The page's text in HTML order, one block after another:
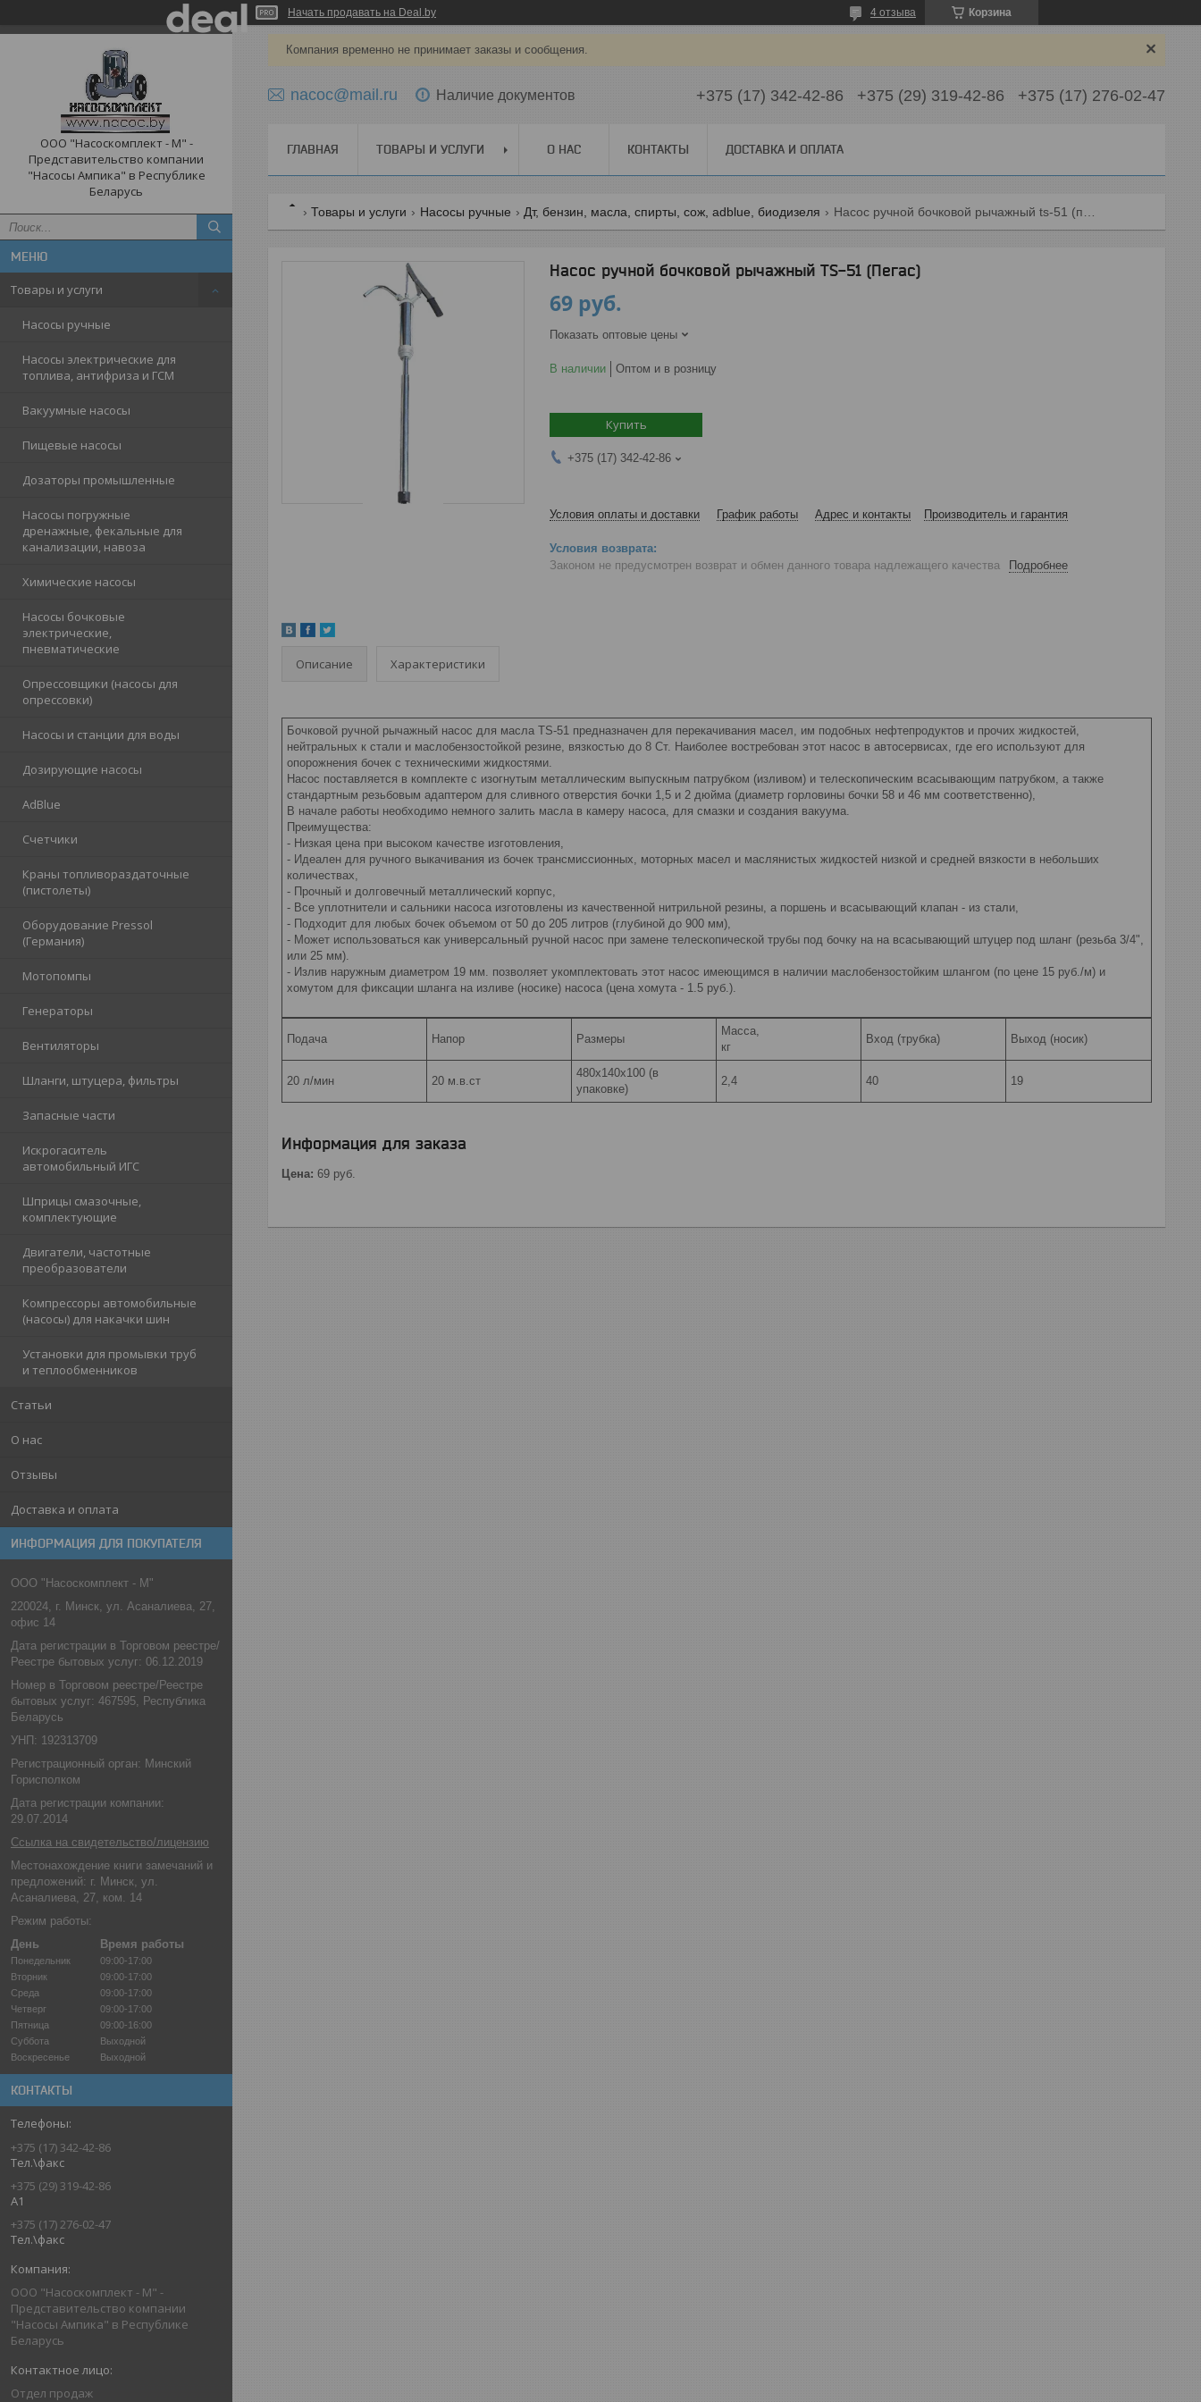
Начать продавать на Deal.by Корзина
4 отзыва
ООО "Насоскомплект - М" -
Представительство компании
"Насосы Ампика" в Республике
Беларусь
Товары и услуги
Насосы ручные
Насосы электрические для
топлива, антифриза и ГСМ
Вакуумные насосы
Пищевые насосы
Дозаторы промышленные
Насосы погружные
дренажные, фекальные для
канализации, навоза
Химические насосы
Насосы бочковые
электрические,
пневматические
Опрессовщики (насосы для
опрессовки)
Насосы и станции для воды
Дозирующие насосы
AdBlue
Счетчики
Краны топливораздаточные
(пистолеты)
Оборудование Pressol
(Германия)
Мотопомпы
Генераторы
Вентиляторы
Шланги, штуцера, фильтры
Запасные части
Искрогаситель
автомобильный ИГС
Шприцы смазочные,
комплектующие
Двигатели, частотные
преобразователи
Компрессоры автомобильные
(насосы) для накачки шин
Установки для промывки труб
и теплообменников
Статьи
О нас
Отзывы
Доставка и оплата
ИНФОРМАЦИЯ ДЛЯ ПОКУПАТЕЛЯ
ООО "Насоскомплект - М"
220024, г. Минск, ул. Асаналиева, 27,
офис 14
Дата регистрации в Торговом реестре/
Реестре бытовых услуг: 06.12.2019
Номер в Торговом реестре/Реестре
бытовых услуг: 467595, Республика
Беларусь
УНП: 192313709
Регистрационный орган: Минский
Горисполком
Дата регистрации компании:
29.07.2014
Ссылка на свидетельство/лицензию
Местонахождение книги замечаний и
предложений: г. Минск, ул.
Асаналиева, 27, ком. 14
Режим работы:
День
Время работы
Понедельник
09:00-17:00
Вторник
09:00-17:00
Среда
09:00-17:00
Четверг
09:00-17:00
Пятница
09:00-16:00
Суббота
Выходной
Воскресенье
Выходной
КОНТАКТЫ
+375 (17) 342-42-86
Тел.\факс
+375 (29) 319-42-86
A1
+375 (17) 276-02-47
Тел.\факс
ООО "Насоскомплект - М" -
Представительство компании
"Насосы Ампика" в Республике
Беларусь
Отдел продаж
Компания временно не принимает заказы и сообщения.
nacoc@mail.ru Наличие документов +375 (17) 342-42-86 +375 (29) 319-42-86 +375 (17) 276-02-47
ГЛАВНАЯ ТОВАРЫ И УСЛУГИ О НАС КОНТАКТЫ ДОСТАВКА И ОПЛАТА
Товары и услуги Насосы ручные Дт, бензин, масла, спирты, сож, adblue, биодизеля
Насос ручной бочковой рычажный TS-51 (Пегас)
69 руб.
Показать оптовые цены
В наличии Оптом и в розницу
Купить
+375 (17) 342-42-86
Условия оплаты и доставки График работы Адрес и контакты Производитель и гарантия
Законом не предусмотрен возврат и обмен данного товара надлежащего качества Подробнее
Описание Характеристики
Бочковой ручной рычажный насос для масла TS-51 предназначен для перекачивания масел, им подобных нефтепродуктов и прочих жидкостей,
нейтральных к стали и маслобензостойкой резине, вязкостью до 8 Ст. Наиболее востребован этот насос в автосервисах, где его используют для
опорожнения бочек с техническими жидкостями.
Насос поставляется в комплекте с изогнутым металлическим выпускным патрубком (изливом) и телескопическим всасывающим патрубком, а также
стандартным резьбовым адаптером для сливного отверстия бочки 1,5 и 2 дюйма (диаметр горловины бочки 58 и 46 мм соответственно),
В начале работы необходимо немного залить масла в камеру насоса, для смазки и создания вакуума.
Преимущества:
- Низкая цена при высоком качестве изготовления,
- Идеален для ручного выкачивания из бочек трансмиссионных, моторных масел и маслянистых жидкостей низкой и средней вязкости в небольших
количествах,
- Прочный и долговечный металлический корпус,
- Все уплотнители и сальники насоса изготовлены из качественной нитрильной резины, а поршень и всасывающий клапан - из стали,
- Подходит для любых бочек объемом от 50 до 205 литров (глубиной до 900 мм),
- Может использоваться как универсальный ручной насос при замене телескопической трубы под бочку на на всасывающий штуцер под шланг (резьба 3/4",
или 25 мм).
- Излив наружным диаметром 19 мм. позволяет укомплектовать этот насос имеющимся в наличии маслобензостойким шлангом (по цене 15 руб./м) и
хомутом для фиксации шланга на изливе (носике) насоса (цена хомута - 1.5 руб.).
Подача Напор Размеры
Масса,
кг
Вход (трубка) Выход (носик)
20 л/мин 20 м.в.ст
480х140х100 (в
упаковке)
2,4 40 19
Информация для заказа
Цена: 69 руб.